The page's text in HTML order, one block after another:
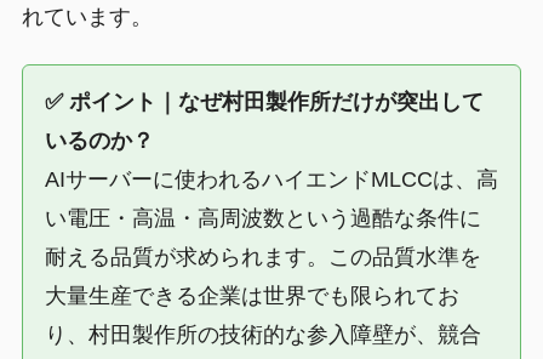
れています。
✅ ポイント｜なぜ村田製作所だけが突出して
いるのか？
AIサーバーに使われるハイエンドMLCCは、高
い電圧・高温・高周波数という過酷な条件に
耐える品質が求められます。この品質水準を
大量生産できる企業は世界でも限られてお
り、村田製作所の技術的な参入障壁が、競合